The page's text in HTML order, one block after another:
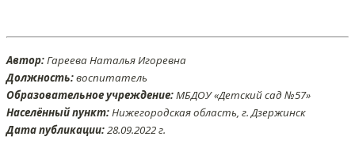
Автор:Гареева Наталья Игоревна
Должность:воспитатель
Образовательное учреждение:МБДОУ «Детский сад №57»
Населённый пункт:Нижегородская область, г. Дзержинск
Дата публикации:28.09.2022 г.